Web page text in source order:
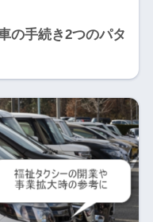
の手続き2つのパタ